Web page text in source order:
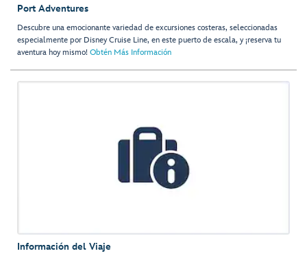
Port Adventures
Descubre una emocionante variedad de excursiones costeras, seleccionadas
especialmente por Disney Cruise Line, en este puerto de escala, y ¡reserva tu
aventura hoy mismo! Obtén Más Información
Información del Viaje